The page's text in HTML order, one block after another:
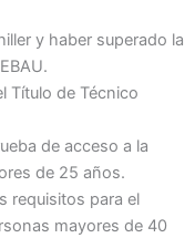
y haber superado la
Título de Técnico
de acceso a la
de 25 años.
requisitos para el
mayores de 40